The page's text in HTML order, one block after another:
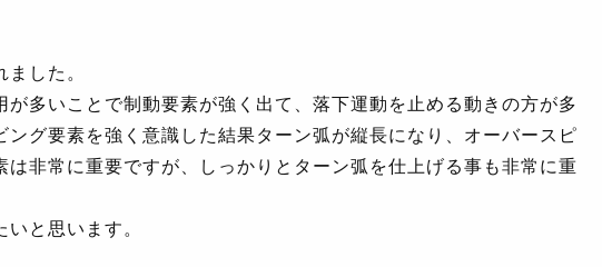
した。
多いことで制動要素が強く出て、落下運動を止める動きの方が多
グ要素を強く意識した結果ターン弧が縦長になり、オーバースピ
非常に重要ですが、しっかりとターン弧を仕上げる事も非常に重
と思います。